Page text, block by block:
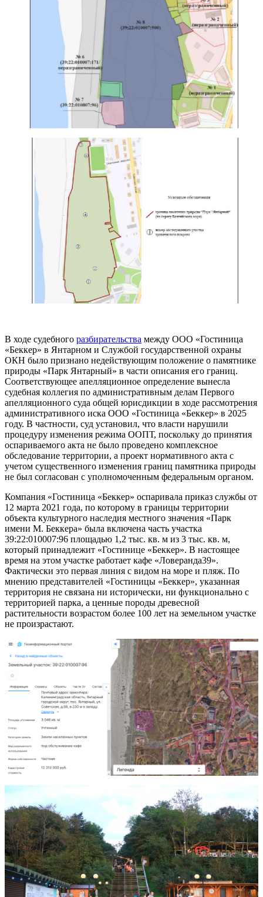
В ходе судебного разбирательства между ООО «Гостиница
«Беккер» в Янтарном и Службой государственной охраны
ОКН было признано недействующим положение о памятнике
природы «Парк Янтарный» в части описания его границ.
Соответствующее апелляционное определение вынесла
судебная коллегия по административным делам Первого
апелляционного суда общей юрисдикции в ходе рассмотрения
административного иска ООО «Гостиница «Беккер» в 2025
году. В частности, суд установил, что власти нарушили
процедуру изменения режима ООПТ, поскольку до принятия
оспариваемого акта не было проведено комплексное
обследование территории, а проект нормативного акта с
учетом существенного изменения границ памятника природы
не был согласован с уполномоченным федеральным органом.
Компания «Гостиница «Беккер» оспаривала приказ службы от
12 марта 2021 года, по которому в границы территории
объекта культурного наследия местного значения «Парк
имени М. Беккера» была включена часть участка
39:22:010007:96 площадью 1,2 тыс. кв. м из 3 тыс. кв. м,
который принадлежит «Гостинице «Беккер». В настоящее
время на этом участке работает кафе «Ловеранда39».
Фактически это первая линия с видом на море и пляж. По
мнению представителей «Гостиницы «Беккер», указанная
территория не связана ни исторически, ни функционально с
территорией парка, а ценные породы древесной
растительности возрастом более 100 лет на земельном участке
не произрастают.